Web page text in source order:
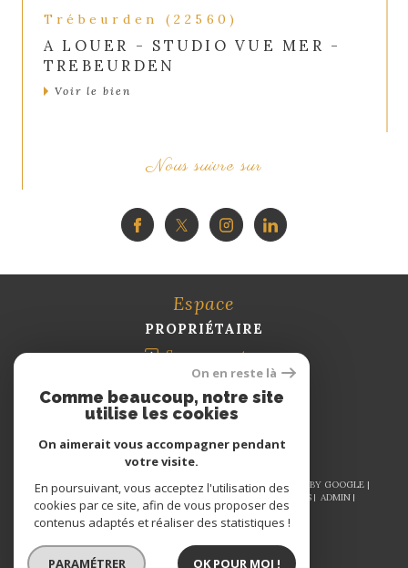
Trébeurden (22560)
A LOUER - STUDIO VUE MER -
TREBEURDEN
Voir le bien
Nous suivre sur
Espace
PROPRIÉTAIRE
Se connecter
© 2026 | TOUS DROITS RÉSERVÉS | TRADUCTION POWERED BY GOOGLE |
NOS HONORAIRES
PLAN DU SITE MENTIONS LÉGALES
ADMIN
NOS LIENS
POLITIQUE RGPD COOKIES
On en reste là
Comme beaucoup, notre site
utilise les cookies
On aimerait vous accompagner pendant
votre visite.
En poursuivant, vous acceptez l'utilisation des
cookies par ce site, afin de vous proposer des
contenus adaptés et réaliser des statistiques !
PARAMÉTRER OK POUR MOI !